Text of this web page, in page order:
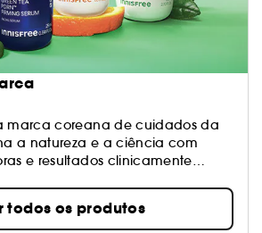
marca coreana de cuidados da
a natureza e a ciência com
e resultados clinicamente
todos os produtos